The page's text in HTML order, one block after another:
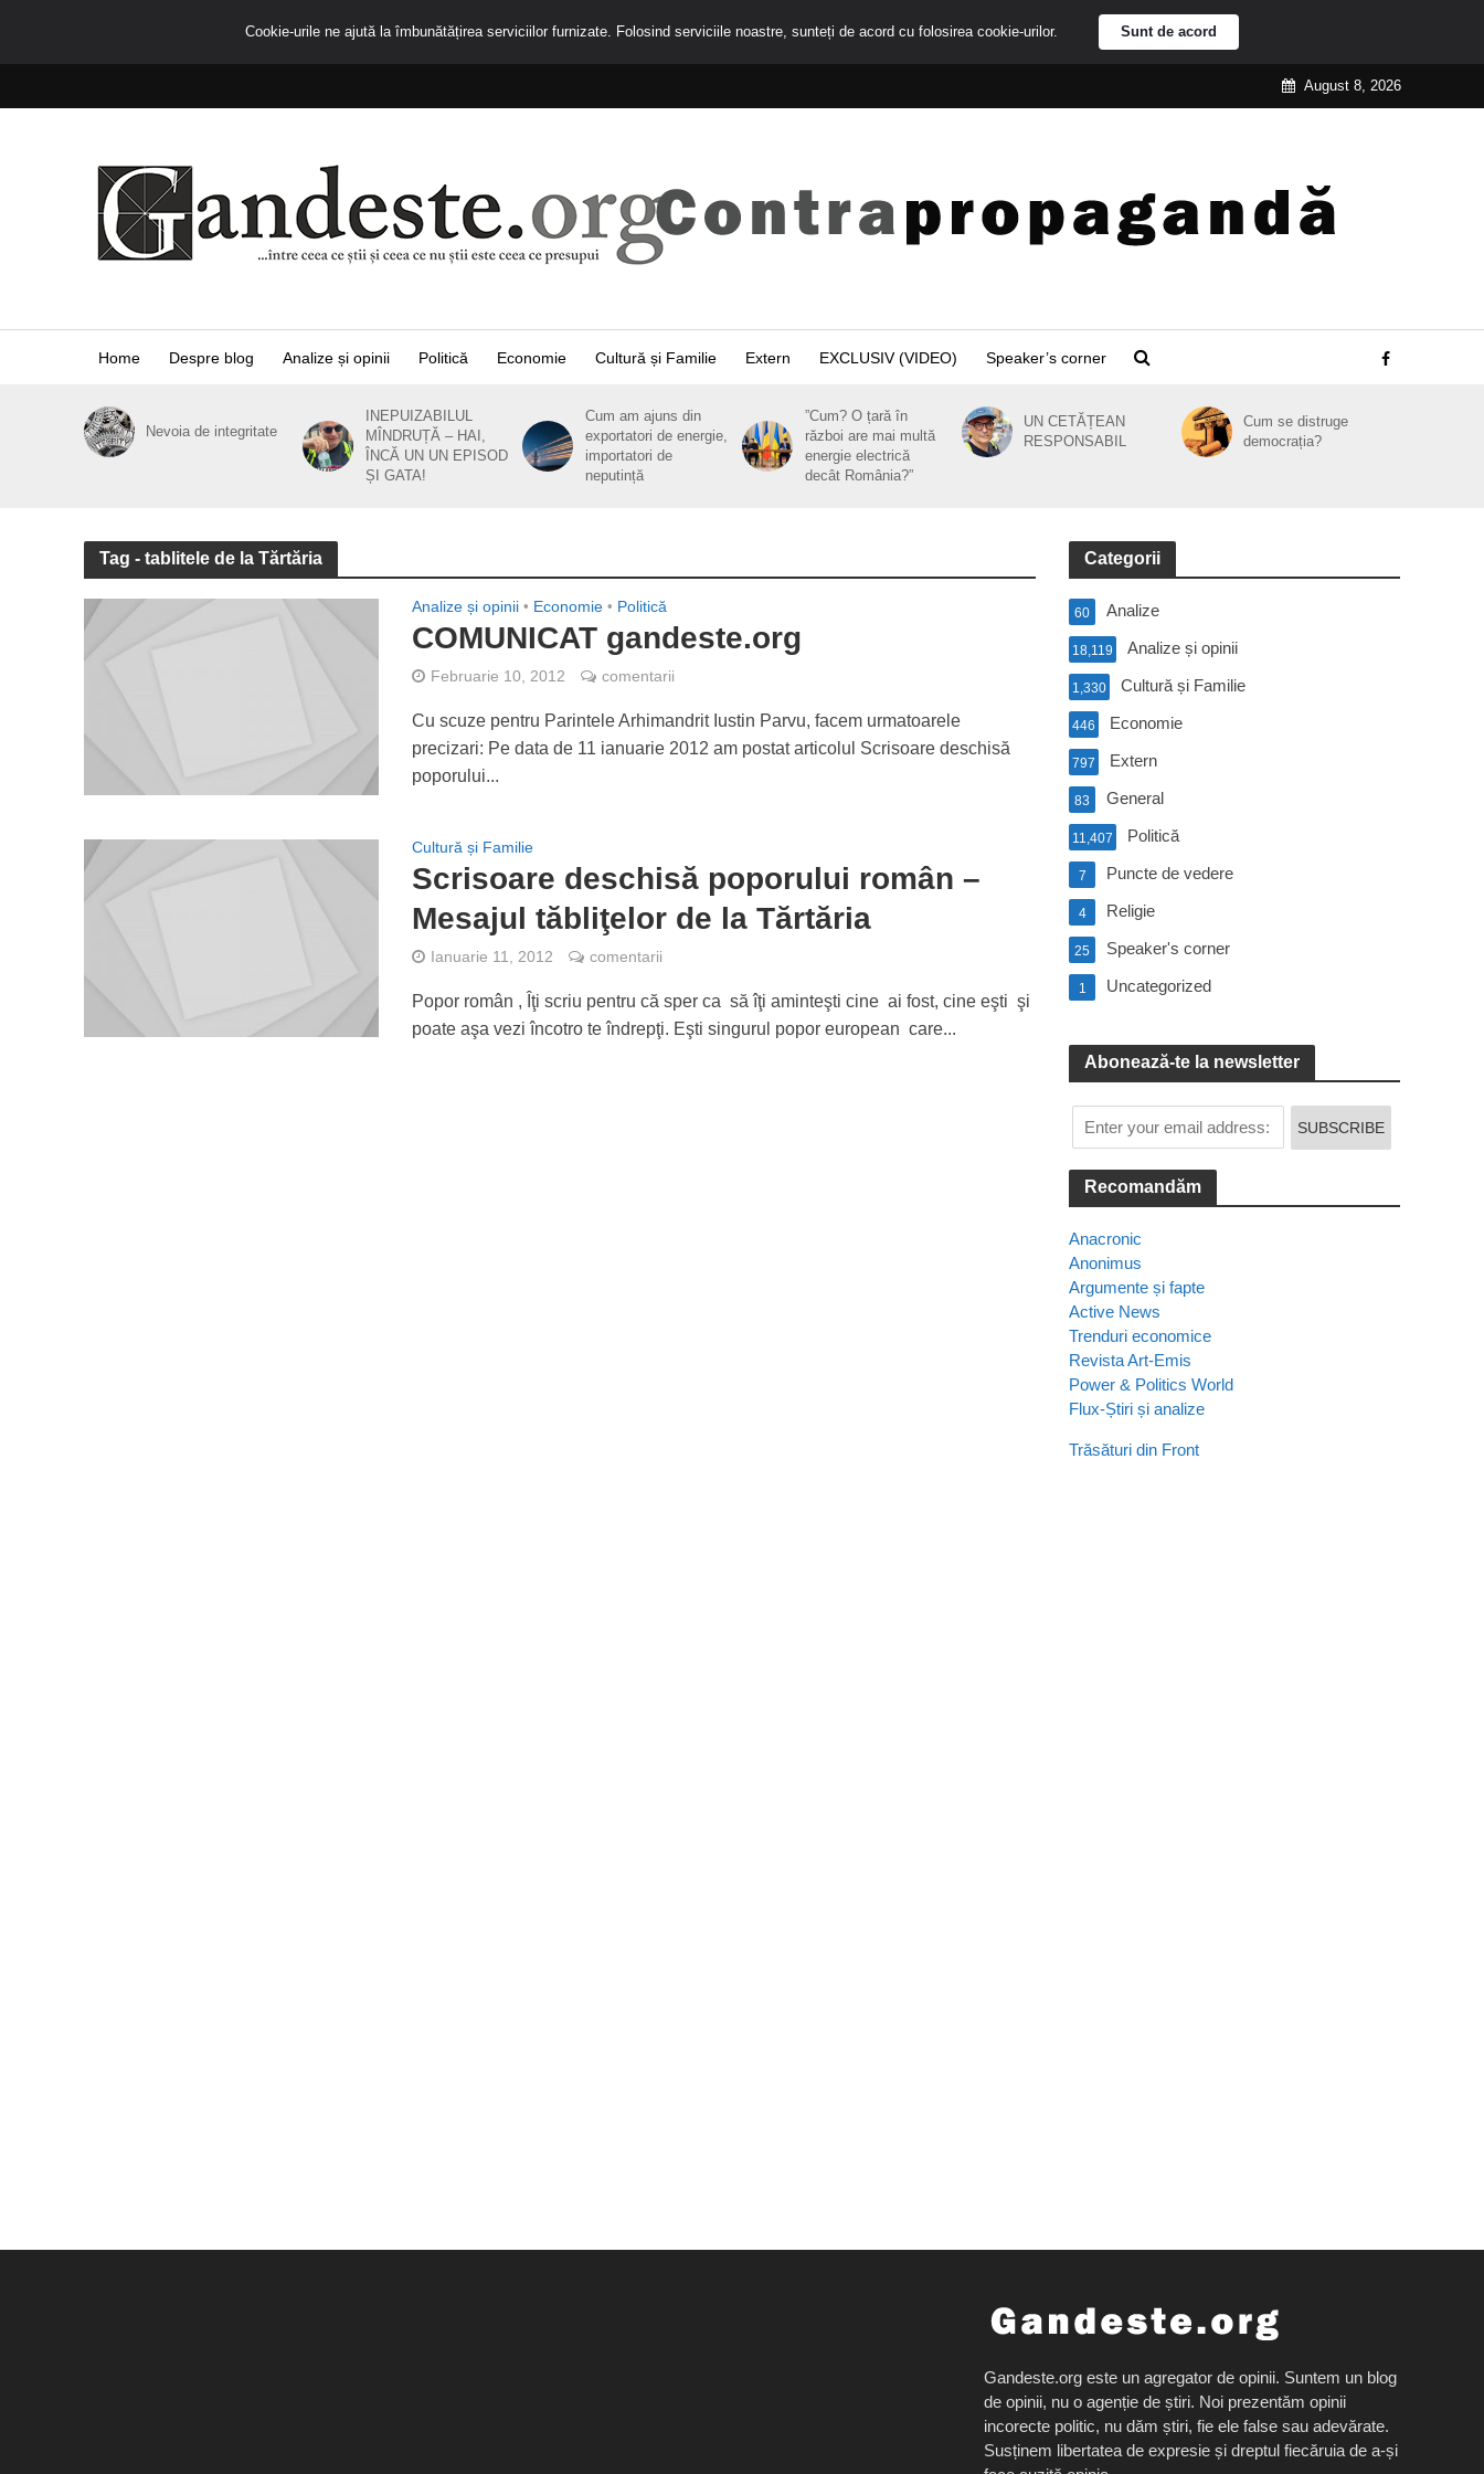
August 8, 2026
Home Despre blog Analize și opinii Politică Economie Cultură și Familie Extern EXCLUSIV (VIDEO) Speaker’s corner
Nevoia de integritate
INEPUIZABILUL
MÎNDRUȚĂ – HAI,
ÎNCĂ UN UN EPISOD
ȘI GATA!
Cum am ajuns din
exportatori de energie,
importatori de
neputință
”Cum? O țară în
război are mai multă
energie electrică
decât România?”
UN CETĂȚEAN
RESPONSABIL
Cum se distruge
democrația?
Tag - tablitele de la Tărtăria
Analize și opinii • Economie • Politică
COMUNICAT gandeste.org
Februarie 10, 2012 comentarii
Cu scuze pentru Parintele Arhimandrit Iustin Parvu, facem urmatoarele
precizari: Pe data de 11 ianuarie 2012 am postat articolul Scrisoare deschisă
poporului...
Cultură și Familie
Scrisoare deschisă poporului român –
Mesajul tăbliţelor de la Tărtăria
Ianuarie 11, 2012 comentarii
Popor român , Îţi scriu pentru că sper ca să îţi aminteşti cine ai fost, cine eşti şi
poate aşa vezi încotro te îndrepţi. Eşti singurul popor european care...
Categorii
Analize
60
Analize și opinii
18,119
Cultură și Familie
1,330
Economie
446
Extern
797
General
83
Politică
11,407
Puncte de vedere
7
Religie
4
Speaker's corner
25
Uncategorized
1
Abonează-te la newsletter
Recomandăm
Anacronic
Anonimus
Argumente și fapte
Active News
Trenduri economice
Revista Art-Emis
Power & Politics World
Flux-Știri și analize
Trăsături din Front
Cookie-urile ne ajută la îmbunătățirea serviciilor furnizate. Folosind serviciile noastre, sunteți de acord cu folosirea cookie-urilor. Sunt de acord
Gandeste.org este un agregator de opinii. Suntem un blog
de opinii, nu o agenție de știri. Noi prezentăm opinii
incorecte politic, nu dăm știri, fie ele false sau adevărate.
Susținem libertatea de expresie și dreptul fiecăruia de a-și